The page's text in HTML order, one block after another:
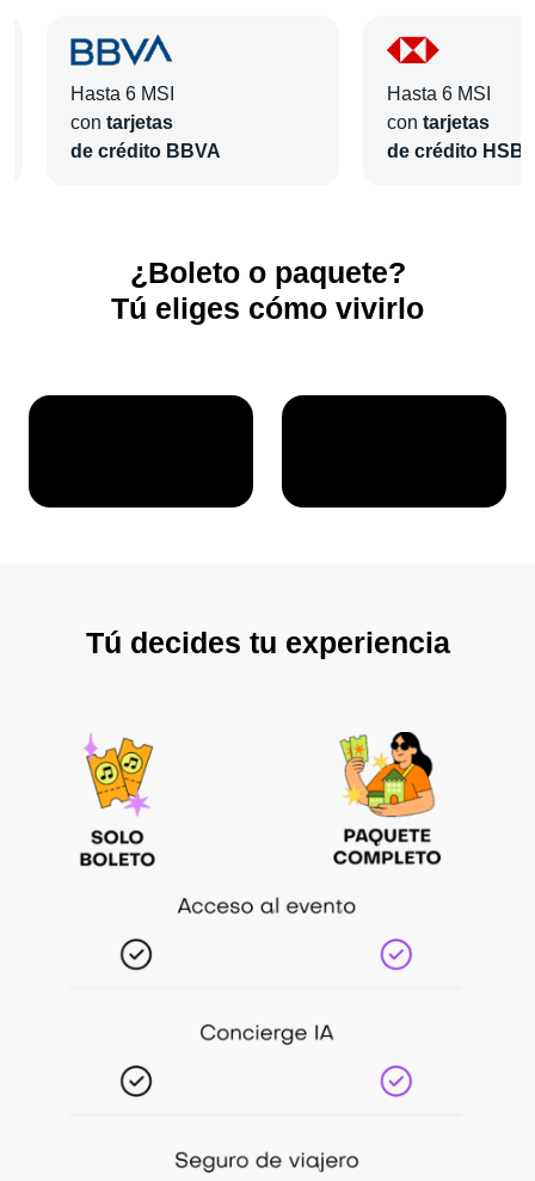
Hasta 6 MSI
con tarjetas
de crédito BBVA
Hasta 6 MSI
con tarjetas
de crédito
¿Boleto o paquete?
Tú eliges cómo vivirlo
Tú decides tu experiencia